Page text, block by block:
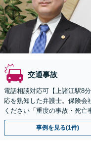
交通事故
電話相談対応可【上諸江駅8
応を熟知した弁護士。保険会
ください「重度の事故・死亡
談者さまに寄り添い、誠心誠
事例を見る(1件)